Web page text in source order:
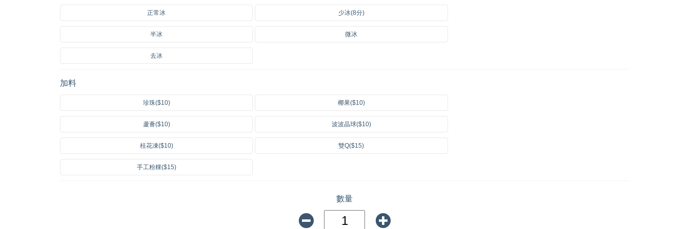
正常冰 少冰(8分)
半冰 微冰
去冰
加料
珍珠($10) 椰果($10)
蘆薈($10) 波波晶球($10)
桂花凍($10) 雙Q($15)
手工粉粿($15)
數量